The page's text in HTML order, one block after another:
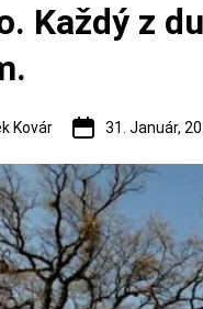
Každý z
Kovár 31. Január,